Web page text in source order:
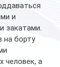
и
закатами.
на борту
человек, а